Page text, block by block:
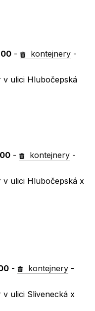
- kontejnery -
v ulici Hlubočepská
- kontejnery -
v ulici Hlubočepská x
- kontejnery -
ulici Slivenecká x